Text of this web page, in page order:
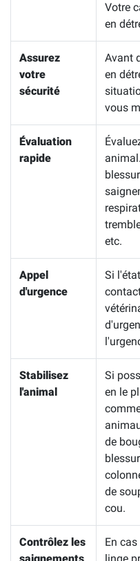
Votre
en
Assurez
votre
sécurité
Avant
en
vous
Évaluation
rapide
etc.
Appel
d'urgence
Si
Stabilisez
l'animal
Si
en le
de
de
cou.
Contrôlez les
En